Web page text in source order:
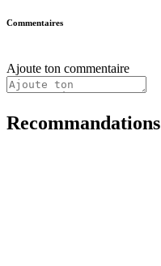
Commentaires
Ajoute ton commentaire
Recommandations